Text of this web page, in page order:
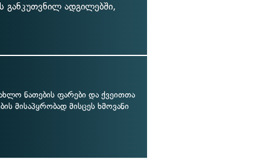
განკუთვნილ ადგილებში,
ნათების ფარები და ქვეითთა
მისაპყრობად მისცეს ხმოვანი